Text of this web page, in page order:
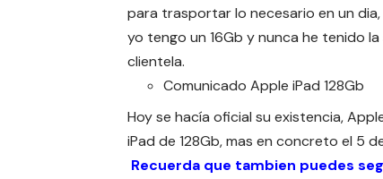
para trasportar lo necesario en un
yo tengo un 16Gb y nunca he tenido
clientela.
Comunicado Apple iPad 128Gb
Hoy se hacía oficial su existencia,
iPad de 128Gb, mas en concreto el 5
Recuerda que tambien puedes